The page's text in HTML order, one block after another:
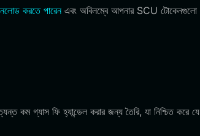
করতে পারেনএবং অবিলম্বে আপনার SCU টোকেনগুলো
কম গ্যাস ফি হ্যান্ডেল করার জন্য তৈরি, যা নিশ্চিত করে যে